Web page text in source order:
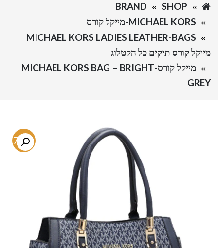
SHOP
BRAND
MICHAEL KORS-מייקל קורס
MICHAEL KORS LADIES LEATHER-BAGS
מייקל קורס תיקים כל הקטלוג
מייקל קורס-MICHAEL KORS BAG – BRIGHT
GREY
-77%